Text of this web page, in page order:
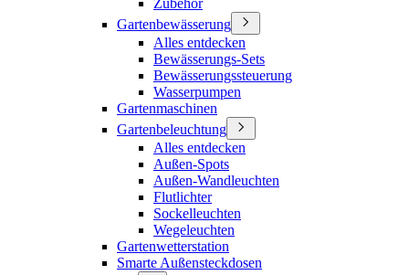
Zubehör
Gartenbewässerung
Alles entdecken
Bewässerungs-Sets
Bewässerungssteuerung
Wasserpumpen
Gartenmaschinen
Gartenbeleuchtung
Alles entdecken
Außen-Spots
Außen-Wandleuchten
Flutlichter
Sockelleuchten
Wegeleuchten
Gartenwetterstation
Smarte Außensteckdosen